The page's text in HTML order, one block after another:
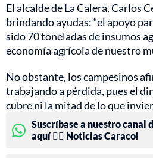
El alcalde de La Calera, Carlos
brindando ayudas: “el apoyo
sido 70 toneladas de insumos
economía agrícola de nuestro
No obstante, los campesinos
trabajando a pérdida, pues el
cubre ni la mitad de lo que
Suscríbase a nuestro canal
aquí 👉🏻 Noticias Caracol